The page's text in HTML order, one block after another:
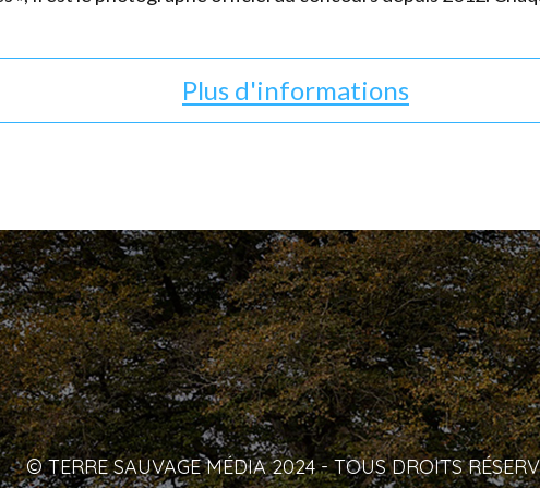
Plus d'informations
© TERRE SAUVAGE MÉDIA 2024 - TOUS DROITS